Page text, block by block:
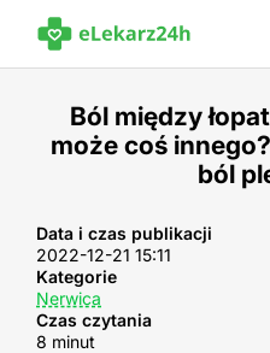
Ból między
może coś
ból
Data i czas publikacji
2022-12-21 15:11
Kategorie
Nerwica
Czas czytania
8 minut